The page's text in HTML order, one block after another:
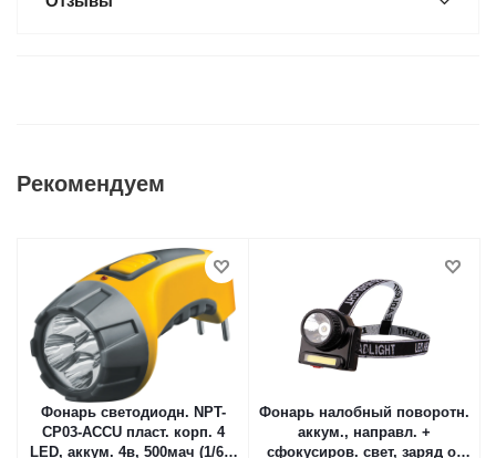
Рекомендуем
Фонарь светодиодн. NPT-
CP03-ACCU пласт. корп. 4
LED, аккум. 4в, 500мач (1/60)
Фонарь налобный поворотн.
аккум., направл. +
сфокусиров. свет, заряд от